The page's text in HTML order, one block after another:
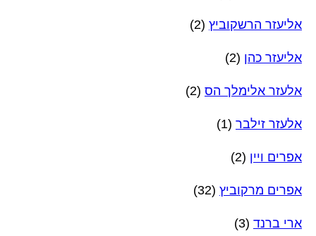
אליעזר הרשקוביץ (2)
אליעזר כהן (2)
אלעזר אלימלך הס (2)
אלעזר זילבר (1)
אפרים ויין (2)
אפרים מרקוביץ (32)
ארי ברנד (3)